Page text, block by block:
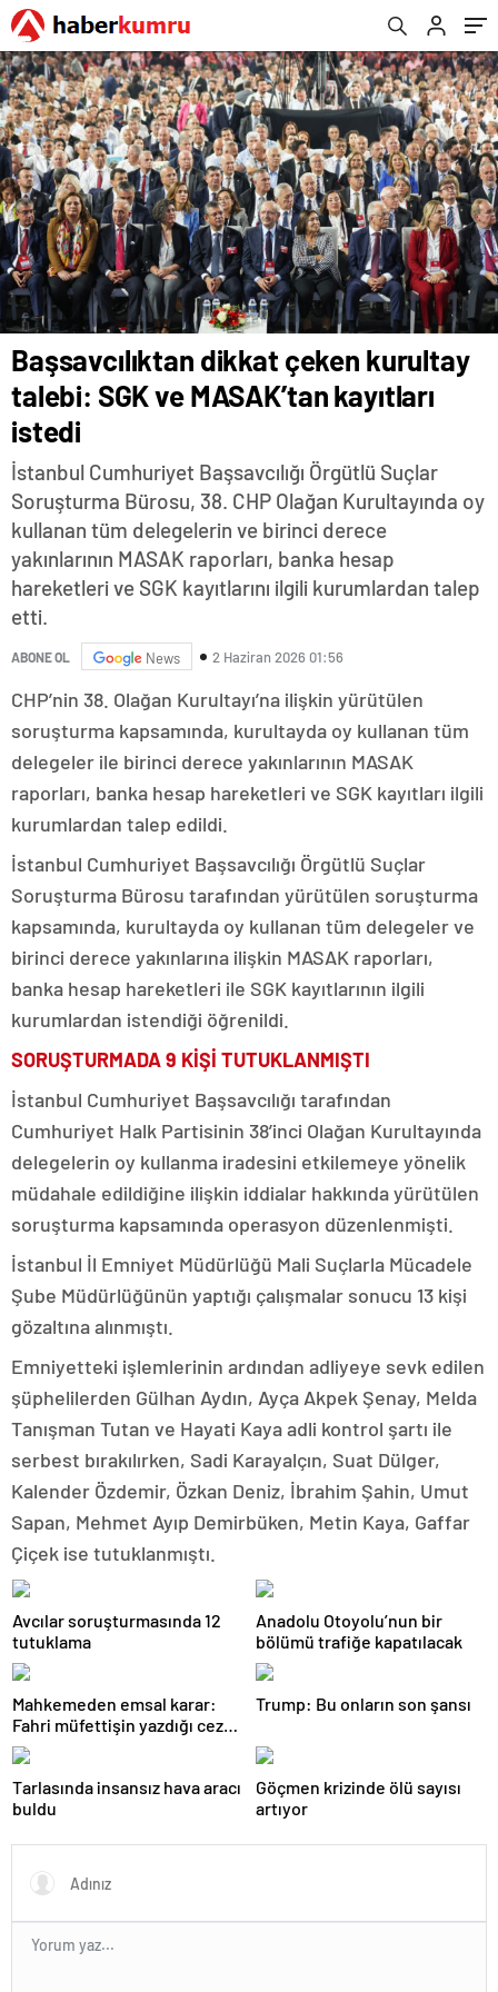
Başsavcılıktan dikkat çeken kurultay
talebi: SGK ve MASAK’tan kayıtları
istedi
İstanbul Cumhuriyet Başsavcılığı Örgütlü Suçlar
Soruşturma Bürosu, 38. CHP Olağan Kurultayında oy
kullanan tüm delegelerin ve birinci derece
yakınlarının MASAK raporları, banka hesap
hareketleri ve SGK kayıtlarını ilgili kurumlardan talep
etti.
ABONE OL News 2 Haziran 2026 01:56
CHP’nin 38. Olağan Kurultayı’na ilişkin yürütülen
soruşturma kapsamında, kurultayda oy kullanan tüm
delegeler ile birinci derece yakınlarının MASAK
raporları, banka hesap hareketleri ve SGK kayıtları ilgili
kurumlardan talep edildi.
İstanbul Cumhuriyet Başsavcılığı Örgütlü Suçlar
Soruşturma Bürosu tarafından yürütülen soruşturma
kapsamında, kurultayda oy kullanan tüm delegeler ve
birinci derece yakınlarına ilişkin MASAK raporları,
banka hesap hareketleri ile SGK kayıtlarının ilgili
kurumlardan istendiği öğrenildi.
SORUŞTURMADA 9 KİŞİ TUTUKLANMIŞTI
İstanbul Cumhuriyet Başsavcılığı tarafından
Cumhuriyet Halk Partisinin 38’inci Olağan Kurultayında
delegelerin oy kullanma iradesini etkilemeye yönelik
müdahale edildiğine ilişkin iddialar hakkında yürütülen
soruşturma kapsamında operasyon düzenlenmişti.
İstanbul İl Emniyet Müdürlüğü Mali Suçlarla Mücadele
Şube Müdürlüğünün yaptığı çalışmalar sonucu 13 kişi
gözaltına alınmıştı.
Emniyetteki işlemlerinin ardından adliyeye sevk edilen
şüphelilerden Gülhan Aydın, Ayça Akpek Şenay, Melda
Tanışman Tutan ve Hayati Kaya adli kontrol şartı ile
serbest bırakılırken, Sadi Karayalçın, Suat Dülger,
Kalender Özdemir, Özkan Deniz, İbrahim Şahin, Umut
Sapan, Mehmet Ayıp Demirbüken, Metin Kaya, Gaffar
Çiçek ise tutuklanmıştı.
Avcılar soruşturmasında 12
tutuklama
Anadolu Otoyolu’nun bir
bölümü trafiğe kapatılacak
Mahkemeden emsal karar:
Fahri müfettişin yazdığı ceza
iptal edildi
Trump: Bu onların son şansı
Tarlasında insansız hava aracı
buldu
Göçmen krizinde ölü sayısı
artıyor